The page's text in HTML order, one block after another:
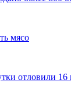
мясо
отловили 16